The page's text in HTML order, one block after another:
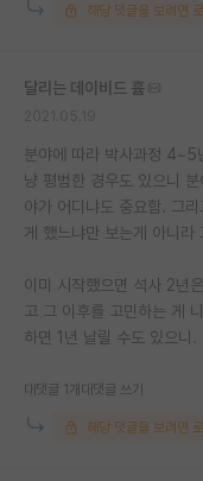
해당 댓글을 보려면
달리는 데이비드 흄
분야에 따라 박사과정 4~5
냥 평범한 경우도 있으니
야가 어디냐도 중요함. 그
게 했느냐만 보는게 아니라
이미 시작했으면 석사 2년
고 그 이후를 고민하는 게
하면 1년 날릴 수도 있으니.
대댓글 1개 대댓글 쓰기
해당 댓글을 보려면